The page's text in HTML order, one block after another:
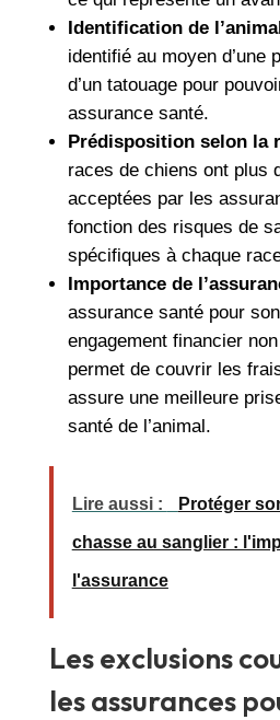
Identification de
identifié au moyen d’une
d’un tatouage pour
assurance santé.
Prédisposition selon la
races de chiens ont plus
acceptées par les
fonction des risques de
spécifiques à chaque
Importance de
assurance santé pour
engagement financier
permet de couvrir les
assure une meilleure
santé de l’animal.
Lire aussi : Protéger
chasse au sanglier :
l'assurance
Les exclusions
les assurances